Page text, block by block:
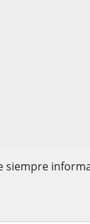
siempre